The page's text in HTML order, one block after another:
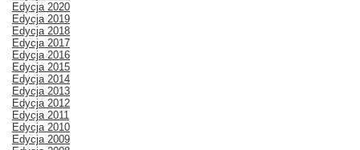
Edycja 2020
Edycja 2019
Edycja 2018
Edycja 2017
Edycja 2016
Edycja 2015
Edycja 2014
Edycja 2013
Edycja 2012
Edycja 2011
Edycja 2010
Edycja 2009